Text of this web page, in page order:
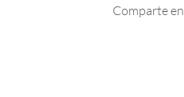
Comparte en